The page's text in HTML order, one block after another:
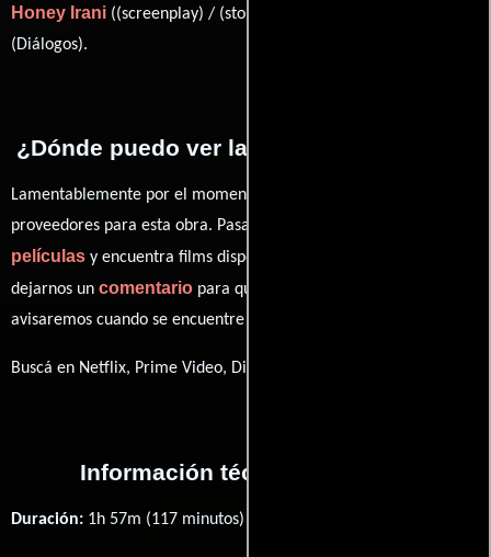
Honey Irani ((screenplay) / (story)) y
(Diálogos).
¿Dónde puedo ver la películas Laawaris?
Lamentablemente por el momento no contamos con enlaces a
proveedores para esta obra. Pasa por nuestro catálogo de
películas y encuentra films disponibles. También puedes
dejarnos un comentario para que le demos prioridad y te
avisaremos cuando se encuentre disponible
Buscá en Netflix, Prime Video, Disney+
Información técnica y general
Duración: 1h 57m (117 minutos) .